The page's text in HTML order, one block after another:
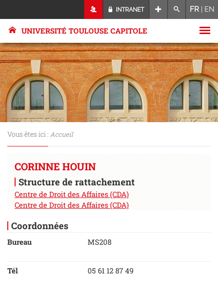
INTRANET FR | EN
UNIVERSITÉ TOULOUSE CAPITOLE
Vous êtes ici : Accueil
CORINNE HOUIN
Structure de rattachement
Centre de Droit des Affaires (CDA)
Centre de Droit des Affaires (CDA)
Coordonnées
Bureau MS208
Tél 05 61 12 87 49